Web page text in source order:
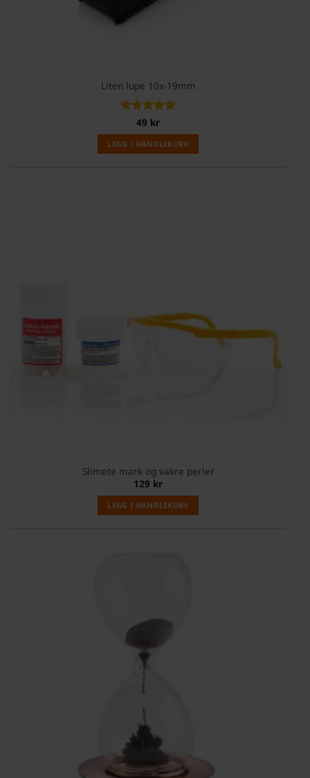
Liten lupe 10x-19mm
Vurdert5
av 5
49 kr
LEGG I HANDLEKURV
Slimete mark og vakre perler
129 kr
LEGG I HANDLEKURV